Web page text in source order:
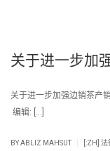
关于进一步加
关于进一步加强边销茶
编辑: […]
BYABLIZ MAHSUT [:ZH] 法